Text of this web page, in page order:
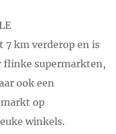
km verderop en is
flinke supermarkten,
ook een
op
winkels.